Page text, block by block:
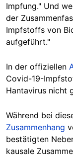
Impfung." Und
der
Impfstoffs von
aufgeführt."
In der offiziellen
Covid-19-
Hantavirus nicht
Während bei
Zusammenhang
bestätigten
kausale